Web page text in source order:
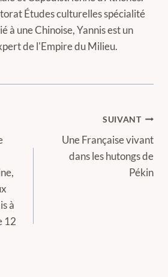
Études culturelles spécialité
à une Chinoise, Yannis est un
de l'Empire du Milieu.
à
12
SUIVANT
Une Française vivant
dans les hutongs de
Pékin